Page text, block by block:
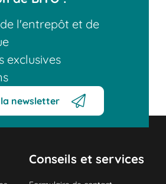
l'entrepôt et de
exclusives
newsletter
Conseils et services